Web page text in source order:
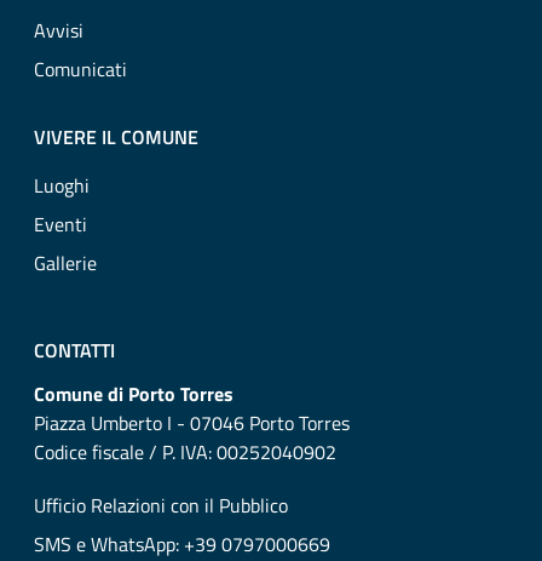
Avvisi
Comunicati
VIVERE IL COMUNE
Luoghi
Eventi
Gallerie
CONTATTI
Comune di Porto Torres
Piazza Umberto I - 07046 Porto Torres
Codice fiscale / P. IVA: 00252040902
Ufficio Relazioni con il Pubblico
SMS e WhatsApp: +39 0797000669